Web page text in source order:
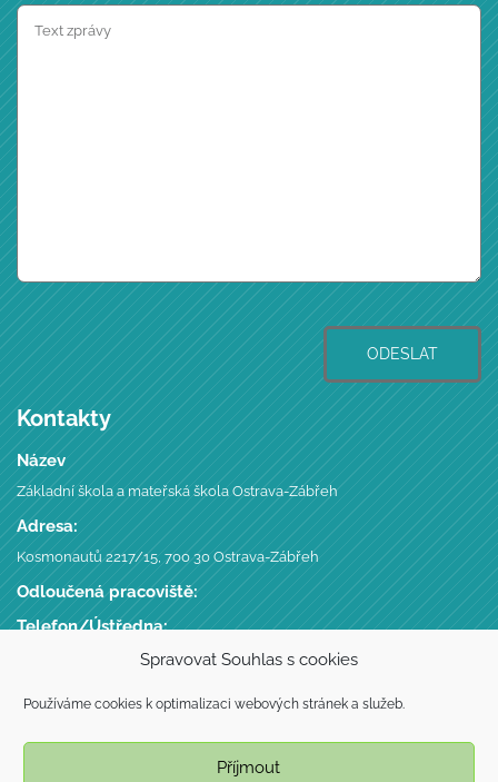
Spravovat Souhlas s cookies
Používáme cookies k optimalizaci webových stránek a služeb.
Příjmout
ODESLAT
Kontakty
Název
Základní škola a mateřská škola Ostrava-Zábřeh
Adresa:
Kosmonautů 2217/15, 700 30 Ostrava-Zábřeh
Odloučená pracoviště:
Telefon/Ústředna: